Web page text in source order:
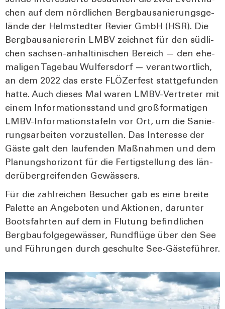
chen auf dem nörd­li­chen Berg­bau­sa­nie­rungs­ge­
län­de der Helm­sted­ter Revier GmbH (HSR). Die
Berg­bau­sa­nie­rerin LMBV zeich­net für den süd­li­
chen sach­sen-anhal­ti­ni­schen Bereich — den ehe­
ma­li­gen Tage­bau Wul­fers­dorf — ver­ant­wort­lich,
an dem 2022 das ers­te FLÖ­Ze­r­fest statt­ge­fun­den
hat­te. Auch die­ses Mal waren LMBV-Ver­tre­ter mit
einem Infor­ma­ti­ons­stand und groß­for­ma­ti­gen
LMBV-Infor­ma­ti­ons­ta­feln vor Ort, um die Sanie­
rungs­ar­bei­ten vor­zu­stel­len. Das Inter­es­se der
Gäs­te galt den lau­fen­den Maß­nah­men und dem
Pla­nungs­ho­ri­zont für die Fer­tig­stel­lung des län­
der­über­grei­fen­den Gewäs­sers.
Für die zahl­rei­chen Besu­cher gab es eine brei­te
Palet­te an Ange­bo­ten und Aktio­nen, dar­un­ter
Boots­fahr­ten auf dem in Flu­tung befind­li­chen
Berg­bau­fol­ge­ge­wäs­ser, Rund­flü­ge über den See
und Füh­run­gen durch geschul­te See-Gäs­te­füh­rer.